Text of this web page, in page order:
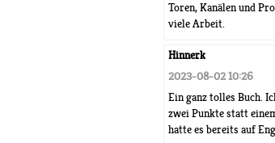
Toren, Kanälen und
viele Arbeit.
Hinnerk
2023-08-02 10:26
Ein ganz tolles Buch.
zwei Punkte statt
hatte es bereits auf